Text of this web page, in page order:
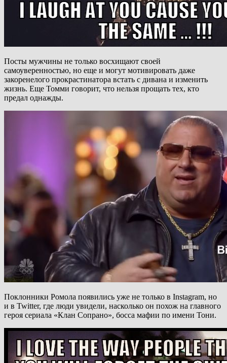
Посты мужчины не только восхищают своей
самоуверенностью, но еще и могут мотивировать даже
закоренелого прокрастинатора встать с дивана и изменить
жизнь. Еще Томми говорит, что нельзя прощать тех, кто
предал однажды.
Поклонники Ромола появились уже не только в Instagram, но
и в Twitter, где люди увидели, насколько он похож на главного
героя сериала «Клан Сопрано», босса мафии по имени Тони.